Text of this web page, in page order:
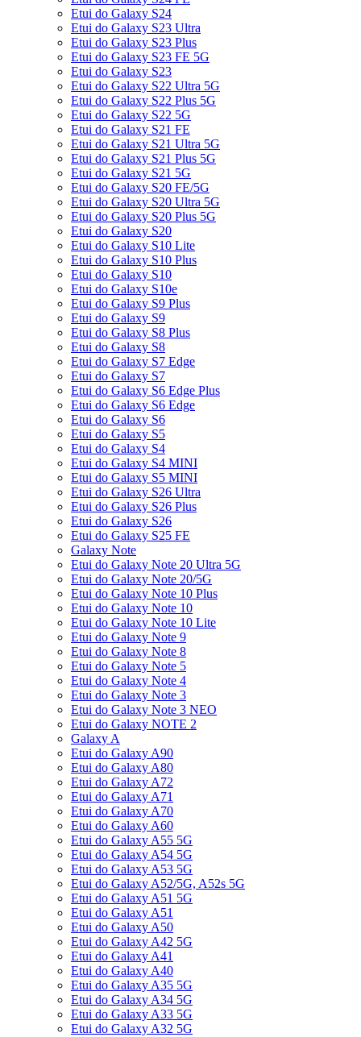
Etui do Galaxy S24
Etui do Galaxy S23 Ultra
Etui do Galaxy S23 Plus
Etui do Galaxy S23 FE 5G
Etui do Galaxy S23
Etui do Galaxy S22 Ultra 5G
Etui do Galaxy S22 Plus 5G
Etui do Galaxy S22 5G
Etui do Galaxy S21 FE
Etui do Galaxy S21 Ultra 5G
Etui do Galaxy S21 Plus 5G
Etui do Galaxy S21 5G
Etui do Galaxy S20 FE/5G
Etui do Galaxy S20 Ultra 5G
Etui do Galaxy S20 Plus 5G
Etui do Galaxy S20
Etui do Galaxy S10 Lite
Etui do Galaxy S10 Plus
Etui do Galaxy S10
Etui do Galaxy S10e
Etui do Galaxy S9 Plus
Etui do Galaxy S9
Etui do Galaxy S8 Plus
Etui do Galaxy S8
Etui do Galaxy S7 Edge
Etui do Galaxy S7
Etui do Galaxy S6 Edge Plus
Etui do Galaxy S6 Edge
Etui do Galaxy S6
Etui do Galaxy S5
Etui do Galaxy S4
Etui do Galaxy S4 MINI
Etui do Galaxy S5 MINI
Etui do Galaxy S26 Ultra
Etui do Galaxy S26 Plus
Etui do Galaxy S26
Etui do Galaxy S25 FE
Galaxy Note
Etui do Galaxy Note 20 Ultra 5G
Etui do Galaxy Note 20/5G
Etui do Galaxy Note 10 Plus
Etui do Galaxy Note 10
Etui do Galaxy Note 10 Lite
Etui do Galaxy Note 9
Etui do Galaxy Note 8
Etui do Galaxy Note 5
Etui do Galaxy Note 4
Etui do Galaxy Note 3
Etui do Galaxy Note 3 NEO
Etui do Galaxy NOTE 2
Galaxy A
Etui do Galaxy A90
Etui do Galaxy A80
Etui do Galaxy A72
Etui do Galaxy A71
Etui do Galaxy A70
Etui do Galaxy A60
Etui do Galaxy A55 5G
Etui do Galaxy A54 5G
Etui do Galaxy A53 5G
Etui do Galaxy A52/5G, A52s 5G
Etui do Galaxy A51 5G
Etui do Galaxy A51
Etui do Galaxy A50
Etui do Galaxy A42 5G
Etui do Galaxy A41
Etui do Galaxy A40
Etui do Galaxy A35 5G
Etui do Galaxy A34 5G
Etui do Galaxy A33 5G
Etui do Galaxy A32 5G